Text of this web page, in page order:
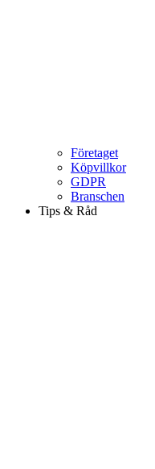
Företaget
Köpvillkor
GDPR
Branschen
Tips & Råd